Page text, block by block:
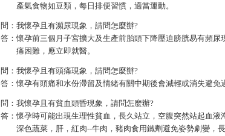
產氣食物如豆類，每日排便習慣，適當運動。
問：我懷孕且有瀕尿現象，請問怎麼辦?
答：懷孕前三個月子宮擴大及生產前胎頭下降壓迫膀胱易有頻
痛困難，應立即就醫。
問：我懷孕且有頭痛現象，請問怎麼辦?
答：懷孕有頭痛和水份滯留及情緒有關中期後會減輕或消失避免
問：我懷孕且有貧血頭昏現象，請問怎麼辦?
答：懷孕時可能出現生理性貧血，長久站立，空腹突然站起血液
深色蔬菜，肝，紅肉--牛肉，豬肉食用鐵劑避免姿勢劇變，長